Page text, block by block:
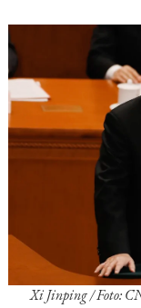
Xi Jinping / Foto: